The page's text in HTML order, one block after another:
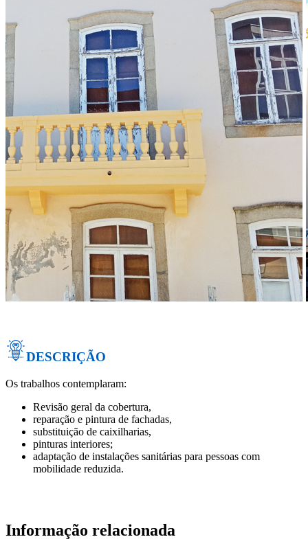
DESCRIÇÃO
Os trabalhos contemplaram:
Revisão geral da cobertura,
reparação e pintura de fachadas,
substituição de caixilharias,
pinturas interiores;
adaptação de instalações sanitárias para pessoas com
mobilidade reduzida.
Informação relacionada